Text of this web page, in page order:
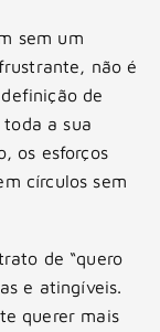
sem um
não é
de
a sua
os esforços
círculos sem
de “quero
e atingíveis.
querer mais